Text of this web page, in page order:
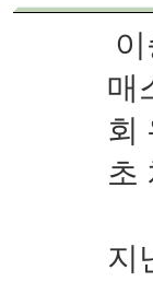
매
회
초
지